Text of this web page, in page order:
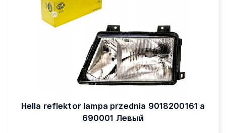
Hella reflektor lampa przednia 9018200161 a
690001 Левый